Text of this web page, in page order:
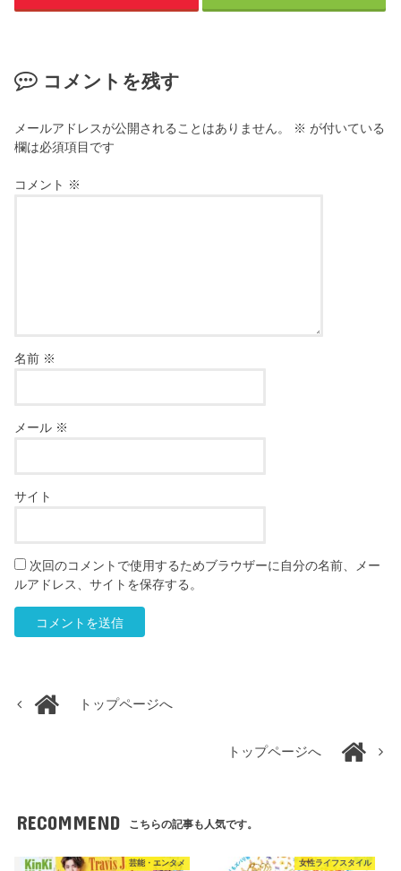
コメントを残す
メールアドレスが公開されることはありません。 ※ が付いている
欄は必須項目です
コメント ※
名前 ※
メール ※
サイト
次回のコメントで使用するためブラウザーに自分の名前、メー
ルアドレス、サイトを保存する。
トップページへ
トップページへ
RECOMMEND こちらの記事も人気です。
芸能・エンタメ 女性ライフスタイル